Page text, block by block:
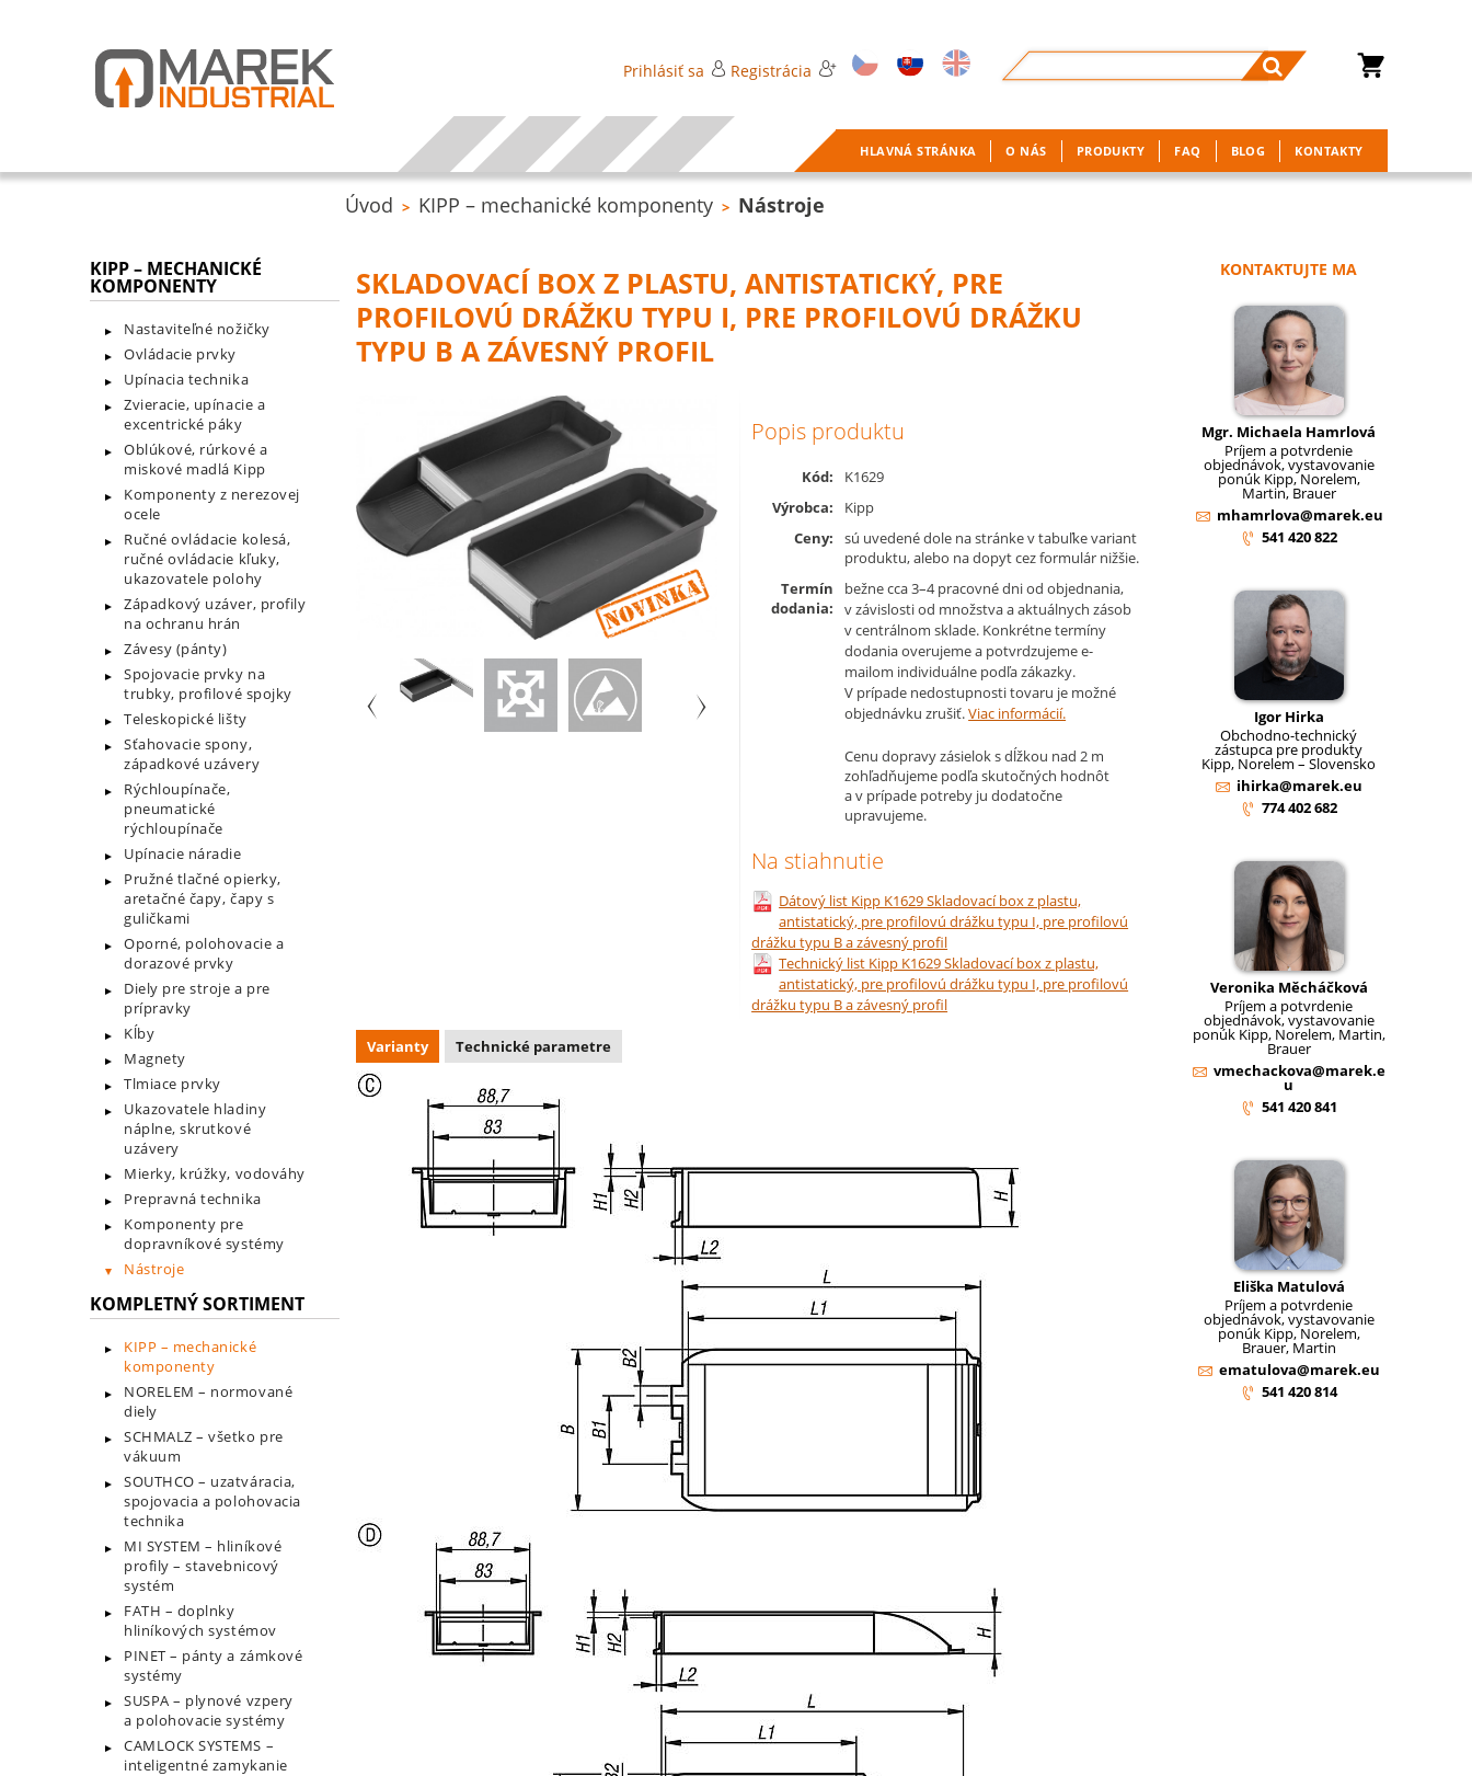
Prihlásiť sa Registrácia
HLAVNÁ STRÁNKA O NÁS PRODUKTY FAQ BLOG KONTAKTY
Úvod > KIPP – mechanické komponenty > Nástroje
KIPP – MECHANICKÉ
KOMPONENTY
Nastaviteľné nožičky
Ovládacie prvky
Upínacia technika
Zvieracie, upínacie a
excentrické páky
Oblúkové, rúrkové a
miskové madlá Kipp
Komponenty z nerezovej
ocele
Ručné ovládacie kolesá,
ručné ovládacie kľuky,
ukazovatele polohy
Západkový uzáver, profily
na ochranu hrán
Závesy (pánty)
Spojovacie prvky na
trubky, profilové spojky
Teleskopické lišty
Sťahovacie spony,
západkové uzávery
Rýchloupínače,
pneumatické
rýchloupínače
Upínacie náradie
Pružné tlačné opierky,
aretačné čapy, čapy s
guličkami
Oporné, polohovacie a
dorazové prvky
Diely pre stroje a pre
prípravky
Kĺby
Magnety
Tlmiace prvky
Ukazovatele hladiny
náplne, skrutkové
uzávery
Mierky, krúžky, vodováhy
Prepravná technika
Komponenty pre
dopravníkové systémy
Nástroje
KOMPLETNÝ SORTIMENT
KIPP – mechanické
komponenty
NORELEM – normované
diely
SCHMALZ – všetko pre
vákuum
SOUTHCO – uzatváracia,
spojovacia a polohovacia
technika
MI SYSTEM – hliníkové
profily – stavebnicový
systém
FATH – doplnky
hliníkových systémov
PINET – pánty a zámkové
systémy
SUSPA – plynové vzpery
a polohovacie systémy
CAMLOCK SYSTEMS –
inteligentné zamykanie
SKLADOVACÍ BOX Z PLASTU, ANTISTATICKÝ, PRE
PROFILOVÚ DRÁŽKU TYPU I, PRE PROFILOVÚ DRÁŽKU
TYPU B A ZÁVESNÝ PROFIL
Popis produktu
Kód:
K1629
Výrobca:
Kipp
Ceny:
sú uvedené dole na stránke v tabuľke variant
produktu, alebo na dopyt cez formulár nižšie.
Termín
dodania:
bežne cca 3–4 pracovné dni od objednania,
v závislosti od množstva a aktuálnych zásob
v centrálnom sklade. Konkrétne termíny
dodania overujeme a potvrdzujeme e-
mailom individuálne podľa zákazky.
V prípade nedostupnosti tovaru je možné
objednávku zrušiť.Viac informácií.
Cenu dopravy zásielok s dĺžkou nad 2 m
zohľadňujeme podľa skutočných hodnôt
a v prípade potreby ju dodatočne
upravujeme.
Na stiahnutie
Dátový list Kipp K1629 Skladovací box z plastu,
antistatický, pre profilovú drážku typu I, pre profilovú
drážku typu B a závesný profil
Technický list Kipp K1629 Skladovací box z plastu,
antistatický, pre profilovú drážku typu I, pre profilovú
drážku typu B a závesný profil
Varianty Technické parametre
KONTAKTUJTE MA
Mgr. Michaela Hamrlová
Príjem a potvrdenie
objednávok, vystavovanie
ponúk Kipp, Norelem,
Martin, Brauer
mhamrlova@marek.eu
541 420 822
Igor Hirka
Obchodno-technický
zástupca pre produkty
Kipp, Norelem – Slovensko
ihirka@marek.eu
774 402 682
Veronika Měcháčková
Príjem a potvrdenie
objednávok, vystavovanie
ponúk Kipp, Norelem, Martin,
Brauer
vmechackova@marek.e
u
541 420 841
Eliška Matulová
Príjem a potvrdenie
objednávok, vystavovanie
ponúk Kipp, Norelem,
Brauer, Martin
ematulova@marek.eu
541 420 814